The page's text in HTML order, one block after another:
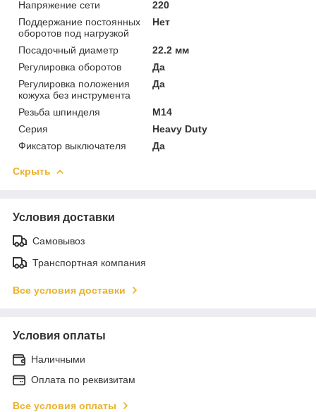
Напряжение сети
220
Поддержание постоянных
оборотов под нагрузкой
Нет
Посадочный диаметр
22.2 мм
Регулировка оборотов
Да
Регулировка положения
кожуха без инструмента
Да
Резьба шпинделя
M14
Серия
Heavy Duty
Фиксатор выключателя
Да
Скрыть
Условия доставки
Самовывоз
Транспортная компания
Все условия доставки
Условия оплаты
Наличными
Оплата по реквизитам
Все условия оплаты